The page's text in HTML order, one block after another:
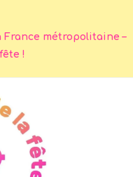
France métropolitaine –
!